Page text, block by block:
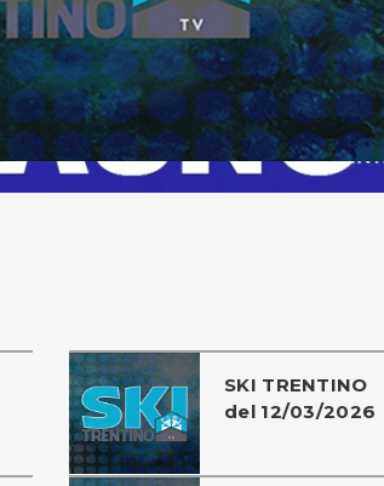
SKI TRENTINO
del 12/03/2026